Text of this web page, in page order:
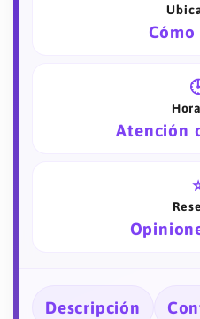
Atención
Descripción